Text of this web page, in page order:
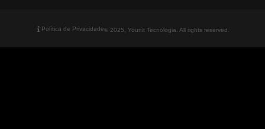
Política de Privacidade© 2025, Younit Tecnologia. All rights reserved.